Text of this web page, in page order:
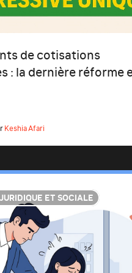
de cotisations
: la dernière réforme
Keshia Afari
ET SOCIALE